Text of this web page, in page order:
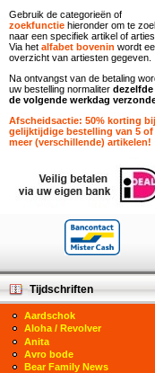
Gebruik de categorieën of
zoekfunctie hieronder om te
naar een specifiek artikel of
Via het alfabet bovenin wordt
overzicht van artiesten gegeven.
Na ontvangst van de betaling
uw bestelling normaliter
de volgende werkdag
Afscheidsactie: 50% korting bij
gelijktijdige bestelling van 5 of
meer (verschillende) artikelen!
Tijdschriften
Aardschok
Aloha / Revolver
Anita
Avro bode
Bear Family News